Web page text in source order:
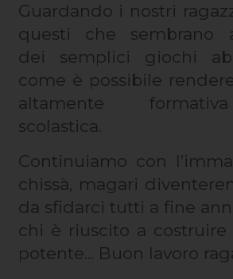
Guardando i nostri
questi che sembrano
dei semplici giochi
come è possibile
altamente
scolastica.
Continuiamo con
chissà, magari
da sfidarci tutti a fine
chi è riuscito a
potente... Buon lavoro